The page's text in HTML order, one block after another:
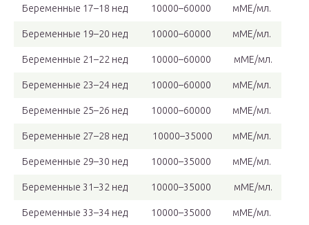
Беременные 17–18 нед 10000–60000 мМЕ/мл.
Беременные 19–20 нед 10000–60000 мМЕ/мл.
Беременные 21–22 нед 10000–60000 мМЕ/мл.
Беременные 23–24 нед 10000–60000 мМЕ/мл.
Беременные 25–26 нед 10000–60000 мМЕ/мл.
Беременные 27–28 нед 10000–35000 мМЕ/мл.
Беременные 29–30 нед 10000–35000 мМЕ/мл.
Беременные 31–32 нед 10000–35000 мМЕ/мл.
Беременные 33–34 нед 10000–35000 мМЕ/мл.